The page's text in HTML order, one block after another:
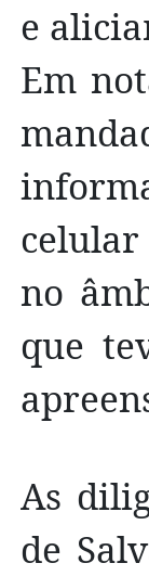
e
Em
celular
no
que
As
de